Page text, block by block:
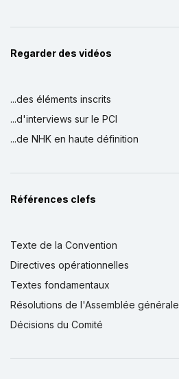
Regarder des vidéos
...des éléments inscrits
...d'interviews sur le PCI
...de NHK en haute définition
Références clefs
Texte de la Convention
Directives opérationnelles
Textes fondamentaux
Résolutions de l'Assemblée générale
Décisions du Comité